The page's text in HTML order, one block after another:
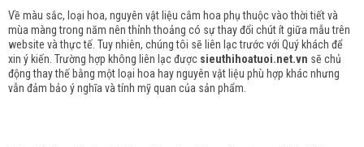
Về màu sắc, loại hoa, nguyên vật liệu cắm hoa phụ thuộc vào thời tiết và
mùa màng trong năm nên thỉnh thoảng có sự thay đổi chút ít giữa mẫu trên
website và thực tế. Tuy nhiên, chúng tôi sẽ liên lạc trước với Quý khách để
xin ý kiến. Trường hợp không liên lạc được sieuthihoatuoi.net.vn sẽ chủ
động thay thế bằng một loại hoa hay nguyên vật liệu phù hợp khác nhưng
vẫn đảm bảo ý nghĩa và tính mỹ quan của sản phẩm.